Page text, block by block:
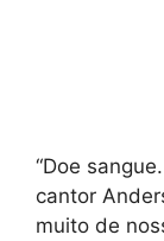
“Doe
cantor
muito de